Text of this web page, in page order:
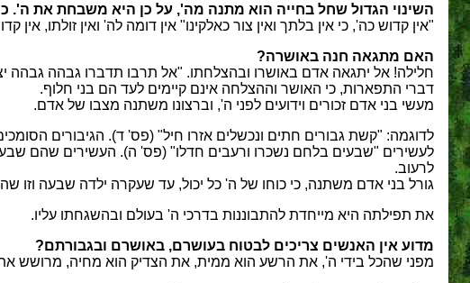
השינוי הגדול שחל בחייה הוא מתנה מה', על כן היא משבחת את ה'.
"אין קדוש כה', כי אין בלתך ואין צור כאלקינו" אין דומה לה' ואין זולתו, אין
האם מתגאה חנה באושרה?
חלילה! אל יתגאה אדם באושרו ובהצלחתו. "אל תרבו תדברו גבהה גבהה
דברי התפארות, כי האושר וההצלחה אינם קיימים לעד הם בני חלוף.
מעשי בני אדם זכורים וידועים לפני ה', וברצונו משתנה מצבו של אדם.
לדוגמה: "קשת גבורים חתים ונכשלים אזרו חיל" (פס' ד). הגיבורים
לעשירים "שבעים בלחם נשכרו ורעבים חדלו" (פס' ה). העשירים שהם
לרעוב.
גורל בני אדם משתנה, כי כוחו של ה' כל יכול, עד שעקרה ילדה שבעה
את תפילתה היא מייחדת להתבוננות בדרכי ה' בעולם ובהשגחתו עליו.
מדוע אין האנשים צריכים לבטוח בעושרם, באושרם ובגבורתם?
מפני שהכל בידי ה', את הרשע הוא ממית, את הצדיק הוא מחיה, מרושש